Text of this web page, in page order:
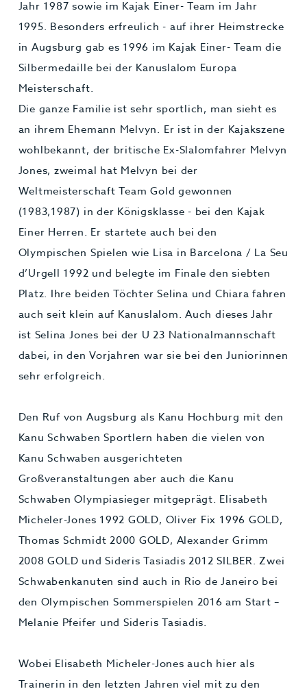
Jahr 1987 sowie im Kajak Einer- Team im Jahr
1995. Besonders erfreulich - auf ihrer Heimstrecke
in Augsburg gab es 1996 im Kajak Einer- Team die
Silbermedaille bei der Kanuslalom Europa
Meisterschaft.
Die ganze Familie ist sehr sportlich, man sieht es
an ihrem Ehemann Melvyn. Er ist in der Kajakszene
wohlbekannt, der britische Ex-Slalomfahrer Melvyn
Jones, zweimal hat Melvyn bei der
Weltmeisterschaft Team Gold gewonnen
(1983,1987) in der Königsklasse - bei den Kajak
Einer Herren. Er startete auch bei den
Olympischen Spielen wie Lisa in Barcelona / La Seu
d’Urgell 1992 und belegte im Finale den siebten
Platz. Ihre beiden Töchter Selina und Chiara fahren
auch seit klein auf Kanuslalom. Auch dieses Jahr
ist Selina Jones bei der U 23 Nationalmannschaft
dabei, in den Vorjahren war sie bei den Juniorinnen
sehr erfolgreich.
Den Ruf von Augsburg als Kanu Hochburg mit den
Kanu Schwaben Sportlern haben die vielen von
Kanu Schwaben ausgerichteten
Großveranstaltungen aber auch die Kanu
Schwaben Olympiasieger mitgeprägt. Elisabeth
Micheler-Jones 1992 GOLD, Oliver Fix 1996 GOLD,
Thomas Schmidt 2000 GOLD, Alexander Grimm
2008 GOLD und Sideris Tasiadis 2012 SILBER. Zwei
Schwabenkanuten sind auch in Rio de Janeiro bei
den Olympischen Sommerspielen 2016 am Start –
Melanie Pfeifer und Sideris Tasiadis.
Wobei Elisabeth Micheler-Jones auch hier als
Trainerin in den letzten Jahren viel mit zu den